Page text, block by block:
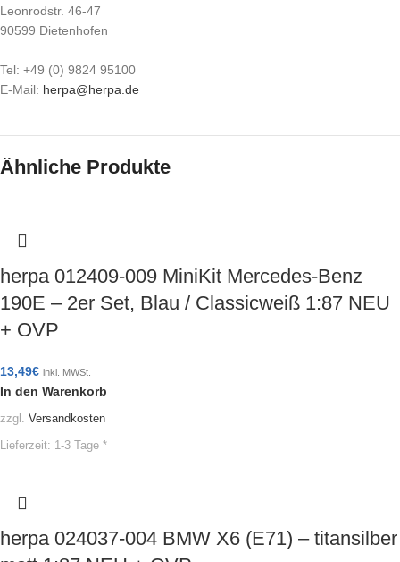
Leonrodstr. 46-47
90599 Dietenhofen
Tel: +49 (0) 9824 95100
E-Mail: herpa@herpa.de
Ähnliche Produkte
herpa 012409-009 MiniKit Mercedes-Benz
190E – 2er Set, Blau / Classicweiß 1:87 NEU
+ OVP
13,49€ inkl. MWSt.
In den Warenkorb
zzgl. Versandkosten
Lieferzeit: 1-3 Tage *
herpa 024037-004 BMW X6 (E71) – titansilber